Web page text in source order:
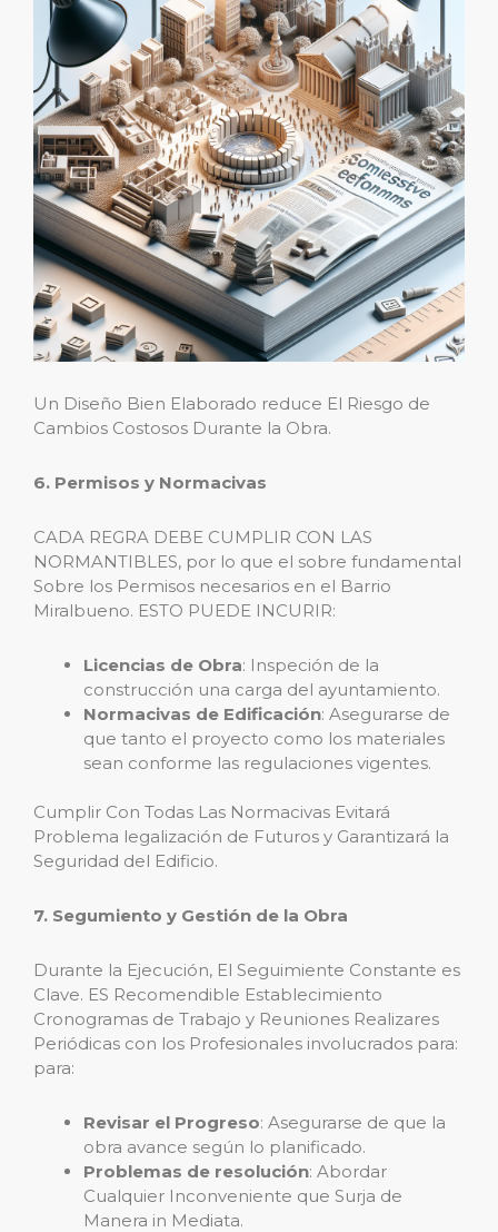
Un Diseño Bien Elaborado reduce El Riesgo de
Cambios Costosos Durante la Obra.
6. Permisos y Normacivas
CADA REGRA DEBE CUMPLIR CON LAS
NORMANTIBLES, por lo que el sobre fundamental
Sobre los Permisos necesarios en el Barrio
Miralbueno. ESTO PUEDE INCURIR:
Licencias de Obra: Inspeción de la
construcción una carga del ayuntamiento.
Normacivas de Edificación: Asegurarse de
que tanto el proyecto como los materiales
sean conforme las regulaciones vigentes.
Cumplir Con Todas Las Normacivas Evitará
Problema legalización de Futuros y Garantizará la
Seguridad del Edificio.
7. Segumiento y Gestión de la Obra
Durante la Ejecución, El Seguimiente Constante es
Clave. ES Recomendible Establecimiento
Cronogramas de Trabajo y Reuniones Realizares
Periódicas con los Profesionales involucrados para:
para:
Revisar el Progreso: Asegurarse de que la
obra avance según lo planificado.
Problemas de resolución: Abordar
Cualquier Inconveniente que Surja de
Manera in Mediata.